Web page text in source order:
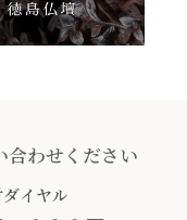
合わせください
イヤル